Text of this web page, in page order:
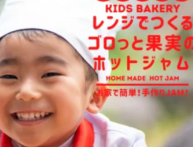
書籍・雑誌出版
チャレンジ
CAMPFIRE for Social Good
CAMPFIREふるさと納税machi-ya